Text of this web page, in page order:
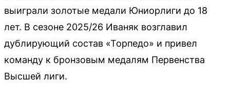
выиграли золотые медали Юниорлиги до 18
лет. В сезоне 2025/26 Иваняк возглавил
дублирующий состав «Торпедо» и привел
команду к бронзовым медалям Первенства
Высшей лиги.